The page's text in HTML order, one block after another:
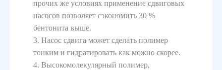
прочих же условиях применение сдвиговых
насосов позволяет сэкономить 30 %
бентонита выше.
3. Насос сдвига может сделать полимер
тонким и гидратировать как можно скорее.
4. Высокомолекулярный полимер,